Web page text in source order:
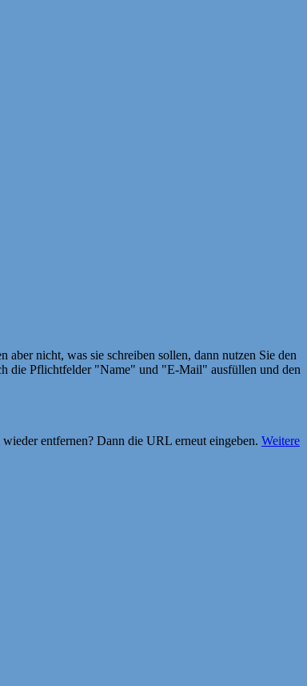
nicht, was sie schreiben sollen, dann nutzen Sie den
die Pflichtfelder "Name" und "E-Mail" ausfüllen und den
entfernen? Dann die URL erneut eingeben. Weitere